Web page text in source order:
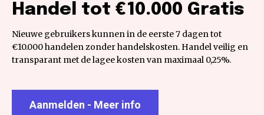
Handel tot €10.000 Gratis
Nieuwe gebruikers kunnen in de eerste 7 dagen tot
€10.000 handelen zonder handelskosten. Handel veilig en
transparant met de lagee kosten van maximaal 0,25%.
Aanmelden - Meer info